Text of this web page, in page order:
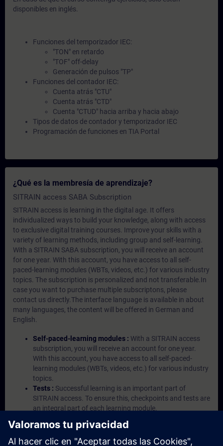
disponibles en inglés.
Funciones del temporizador IEC:
"TON" en retardo
"TOF" off-delay
Generación de pulsos "TP"
Funciones del contador IEC:
Cuenta atrás "CTU"
Cuenta atrás "CTD"
Cuenta "CTUD" hacia arriba y hacia abajo
Tipos de datos de contador y temporizador IEC
Programación de funciones en TIA Portal
¿Qué es la membresía de aprendizaje?
SITRAIN access SABA Subscription
SITRAIN access is learning in the digital age. It offers
individualized ways to build your knowledge, along with access
to exclusive digital training courses. Improve your skills with a
variety of learning methods, including group and self-learning.
With a SITRAIN SABA subscription, you will receive an account
for one year. With this account, you have access to all self-
paced-learning modules (WBTs, videos, etc.) for various industry
topics. The subscription is personalized and not transferable.In
case you want to purchase multiple subscriptons, please
contact us directly.The interface language is available in about
many languages, the content will be offered in German and
English.
Self-paced-learning modules : With a SITRAIN access
subscription, you will receive an account for one year.
With this account, you have access to all self-paced-
learning modules (WBTs, videos, etc.) for various industry
topics.
Tests : Successful learning is an important part of
SITRAIN access. To ensure this, checkpoints and tests are
an integral part of each learning module.
based environment with pre-installed software ( TIA
Portal etc.) In your first SITRAIN access subscription two